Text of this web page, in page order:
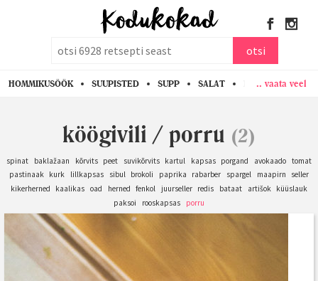
otsi
HOMMIKUSÖÖK SUUPISTED SUPP SALAT PASTA KANA
.. vaata veel
köögivili / porru (2)
spinat baklažaan kõrvits peet suvikõrvits kartul kapsas porgand avokaado tomat
pastinaak kurk lillkapsas sibul brokoli paprika rabarber spargel maapirn
seller
kikerherned
kaalikas oad herned fenkol juurseller redis bataat artišok
küüslauk
paksoi
rooskapsas porru